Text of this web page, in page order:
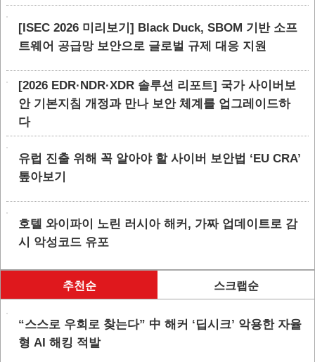
[ISEC 2026 미리보기] Black Duck, SBOM 기반 소프
트웨어 공급망 보안으로 글로벌 규제 대응 지원
[2026 EDR·NDR·XDR 솔루션 리포트] 국가 사이버보
안 기본지침 개정과 만나 보안 체계를 업그레이드하
다
유럽 진출 위해 꼭 알아야 할 사이버 보안법 ‘EU CRA’
톺아보기
호텔 와이파이 노린 러시아 해커, 가짜 업데이트로 감
시 악성코드 유포
추천순 스크랩순
“스스로 우회로 찾는다” 中 해커 ‘딥시크’ 악용한 자율
형 AI 해킹 적발